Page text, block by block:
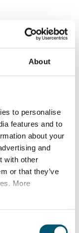
About
to personalise
features and to
about your
and
with other
or that they’ve
More
Ihre Gäste